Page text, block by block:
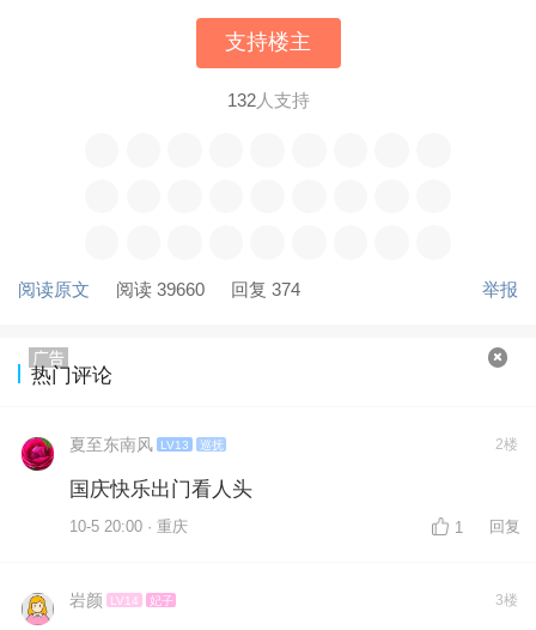
支持楼主
132人支持
阅读原文 阅读 39660 回复 374 举报
热门评论
夏至东南风 LV13 巡抚 2楼
国庆快乐出门看人头
10-5 20:00 · 重庆 1 回复
岩颜 LV14 妃子 3楼